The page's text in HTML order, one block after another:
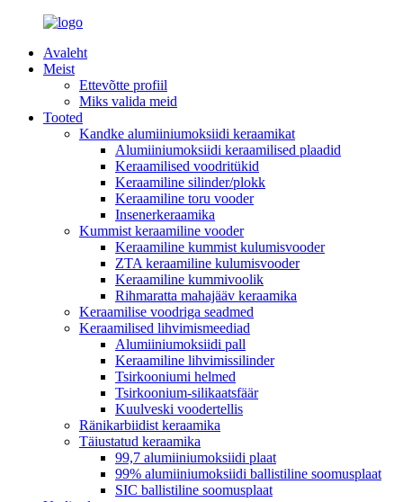
Avaleht
Meist
Ettevõtte profiil
Miks valida meid
Tooted
Kandke alumiiniumoksiidi keraamikat
Alumiiniumoksiidi keraamilised plaadid
Keraamilised voodritükid
Keraamiline silinder/plokk
Keraamiline toru vooder
Insenerkeraamika
Kummist keraamiline vooder
Keraamiline kummist kulumisvooder
ZTA keraamiline kulumisvooder
Keraamiline kummivoolik
Rihmaratta mahajääv keraamika
Keraamilise voodriga seadmed
Keraamilised lihvimismeediad
Alumiiniumoksiidi pall
Keraamiline lihvimissilinder
Tsirkooniumi helmed
Tsirkoonium-silikaatsfäär
Kuulveski voodertellis
Ränikarbiidist keraamika
Täiustatud keraamika
99,7 alumiiniumoksiidi plaat
99% alumiiniumoksiidi ballistiline soomusplaat
SIC ballistiline soomusplaat